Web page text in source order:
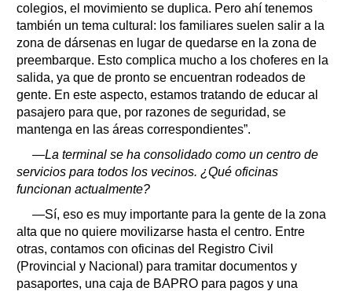
colegios, el movimiento se duplica. Pero ahí tenemos
también un tema cultural: los familiares suelen salir a la
zona de dársenas en lugar de quedarse en la zona de
preembarque. Esto complica mucho a los choferes en la
salida, ya que de pronto se encuentran rodeados de
gente. En este aspecto, estamos tratando de educar al
pasajero para que, por razones de seguridad, se
mantenga en las áreas correspondientes”.
—La terminal se ha consolidado como un centro de
servicios para todos los vecinos. ¿Qué oficinas
funcionan actualmente?
—Sí, eso es muy importante para la gente de la zona
alta que no quiere movilizarse hasta el centro. Entre
otras, contamos con oficinas del Registro Civil
(Provincial y Nacional) para tramitar documentos y
pasaportes, una caja de BAPRO para pagos y una